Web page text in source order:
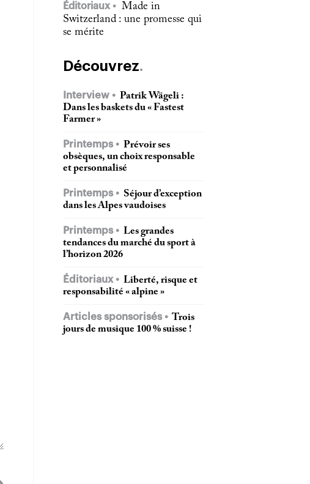
Éditoriaux
Made in
Switzerland : une promesse qui
se mérite
Découvrez
Interview
Patrik Wägeli :
Dans les baskets du « Fastest
Farmer »
Printemps
Prévoir ses
obsèques, un choix responsable
et personnalisé
Printemps
Séjour d’exception
dans les Alpes vaudoises
Printemps
Les grandes
tendances du marché du sport à
l’horizon 2026
Éditoriaux
Liberté, risque et
responsabilité « alpine »
Articles sponsorisés
Trois
jours de musique 100 % suisse !